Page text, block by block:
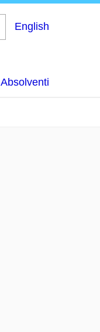
English
Absolventi